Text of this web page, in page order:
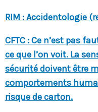
RIM : Accidentologie
CFTC : Ce n’est pas
ce que l’on voit. La
sécurité doivent être
comportements
risque de carton.